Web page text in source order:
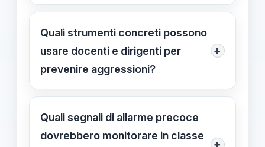
Informazione non disponibile al
01/01/2024. Il Daspo è principalmente
applicato in ambito sportivo;
estenderlo alle scuole richiederebbe
Quali strumenti concreti possono
usare docenti e dirigenti per
prevenire aggressioni?
+
Formazione su gestione del conflitto
e de-escalation; protocolli chiari con
ruoli definiti; simulazioni di crisi e
Quali segnali di allarme precoce
dovrebbero monitorare in classe
+